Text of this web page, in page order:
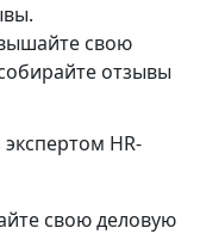
свою
отзывы
HR-
свою деловую